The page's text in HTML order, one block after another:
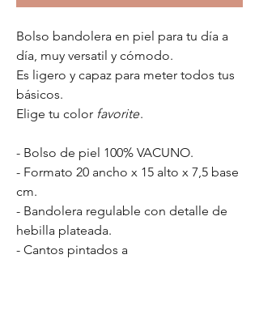
Bolso bandolera en piel para tu día a
día, muy versatil y cómodo.
Es ligero y capaz para meter todos tus
básicos.
Elige tu color favorite.
- Bolso de piel 100% VACUNO.
- Formato 20 ancho x 15 alto x 7,5 base
cm.
- Bandolera regulable con detalle de
hebilla plateada.
- Cantos pintados a